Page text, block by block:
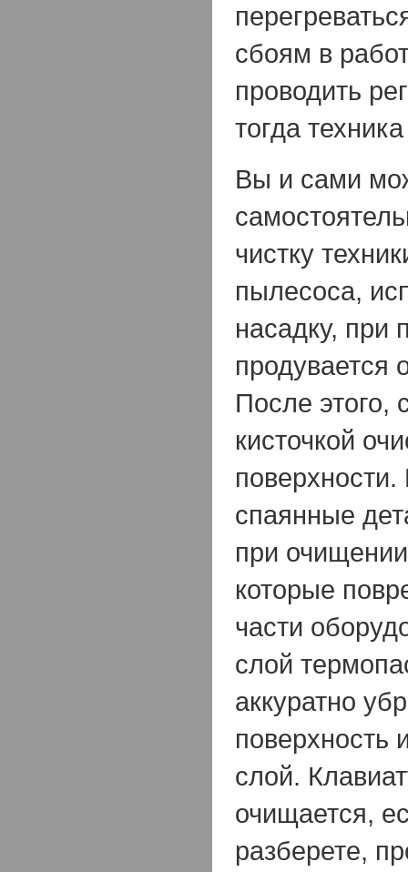
сбоям в
проводить
тогда
Вы и сами
чистку
пылесоса,
насадку, при
продувается
После этого,
кисточкой
поверхности.
спаянные
при
которые
части
слой
аккуратно
поверхность
слой.
очищается,
разберете,